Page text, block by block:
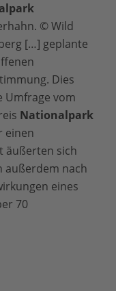
© Wild
[…] geplante
Dies
Umfrage vom
Nationalpark
einen
äußerten sich
außerdem nach
eines
70